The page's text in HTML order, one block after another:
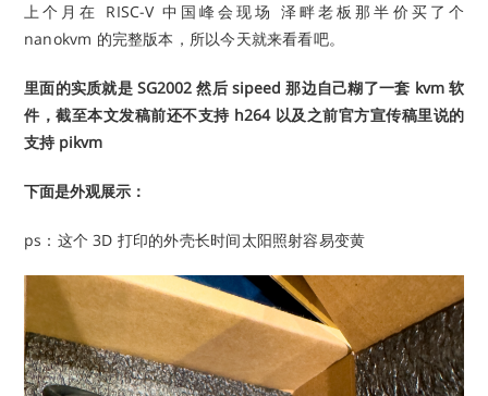
上个月在 RISC-V 中国峰会现场 泽畔老板那半价买了个
nanokvm 的完整版本，所以今天就来看看吧。
里面的实质就是 SG2002 然后 sipeed 那边自己糊了一套 kvm 软
件，截至本文发稿前还不支持 h264 以及之前官方宣传稿里说的
支持 pikvm
下面是外观展示：
ps：这个 3D 打印的外壳长时间太阳照射容易变黄